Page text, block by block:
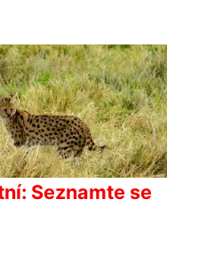
Seznamte se